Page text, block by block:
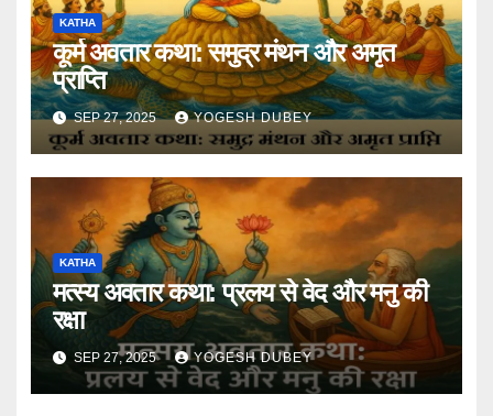
KATHA
कूर्म अवतार कथा: समुद्र मंथन और अमृत
प्राप्ति
SEP 27, 2025 YOGESH DUBEY
KATHA
मत्स्य अवतार कथा: प्रलय से वेद और मनु की
रक्षा
SEP 27, 2025 YOGESH DUBEY